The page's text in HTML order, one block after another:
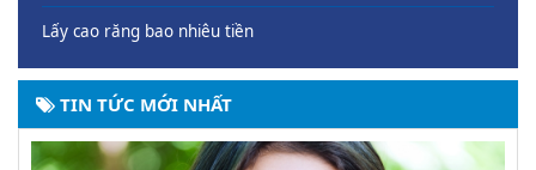
Lấy cao răng bao nhiêu tiền
TIN TỨC MỚI NHẤT